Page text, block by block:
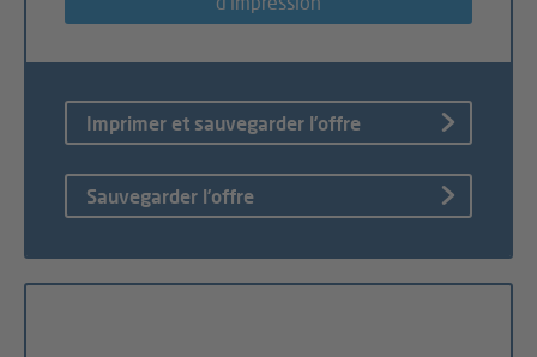
Imprimer et sauvegarder l’offre
Sauvegarder l’offre